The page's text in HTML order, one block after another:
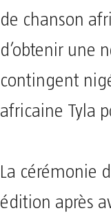
de chanson
d’obtenir une
contingent
africaine Tyla
La cérémonie
édition après